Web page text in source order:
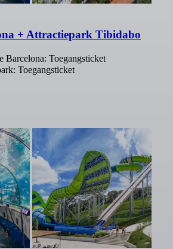
+ Attractiepark Tibidabo
Barcelona: Toegangsticket
Toegangsticket